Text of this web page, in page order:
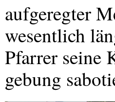
aufgeregter
wesentlich
Pfarrer seine
gebung